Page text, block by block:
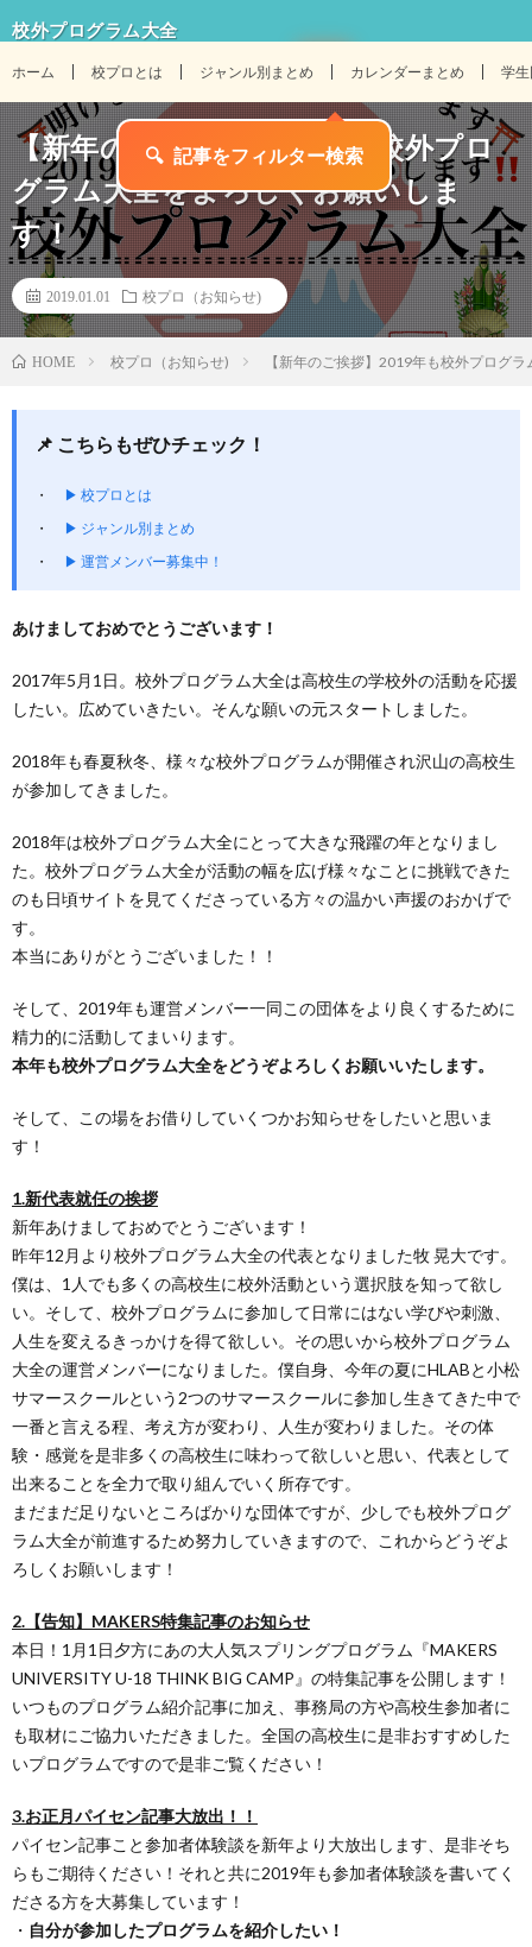
校外プログラム大全
ホーム 校プロとは ジャンル別まとめ カレンダーまとめ 学
【新年のご挨拶】2019年も校外プロ
グラム大全をよろしくお願いしま
す！
2019.01.01 校プロ（お知らせ)
HOME 校プロ（お知らせ) 【新年のご挨拶】2019年も校外プログ
📌 こちらもぜひチェック！
▶ 校プロとは
▶ ジャンル別まとめ
▶ 運営メンバー募集中！
あけましておめでとうございます！
2017年5月1日。校外プログラム大全は高校生の学校外の活動を応援
したい。広めていきたい。そんな願いの元スタートしました。
2018年も春夏秋冬、様々な校外プログラムが開催され沢山の高校生
が参加してきました。
2018年は校外プログラム大全にとって大きな飛躍の年となりまし
た。校外プログラム大全が活動の幅を広げ様々なことに挑戦できた
のも日頃サイトを見てくださっている方々の温かい声援のおかげで
す。
本当にありがとうございました！！
そして、2019年も運営メンバー一同この団体をより良くするために
精力的に活動してまいります。
本年も校外プログラム大全をどうぞよろしくお願いいたします。
そして、この場をお借りしていくつかお知らせをしたいと思いま
す！
1.新代表就任の挨拶
新年あけましておめでとうございます！
昨年12月より校外プログラム大全の代表となりました牧 晃大です。
僕は、1人でも多くの高校生に校外活動という選択肢を知って欲し
い。そして、校外プログラムに参加して日常にはない学びや刺激、
人生を変えるきっかけを得て欲しい。その思いから校外プログラム
大全の運営メンバーになりました。僕自身、今年の夏にHLABと小松
サマースクールという2つのサマースクールに参加し生きてきた中で
一番と言える程、考え方が変わり、人生が変わりました。その体
験・感覚を是非多くの高校生に味わって欲しいと思い、代表として
出来ることを全力で取り組んでいく所存です。
まだまだ足りないところばかりな団体ですが、少しでも校外プログ
ラム大全が前進するため努力していきますので、これからどうぞよ
ろしくお願いします！
2.【告知】MAKERS特集記事のお知らせ
本日！1月1日夕方にあの大人気スプリングプログラム『MAKERS
UNIVERSITY U-18 THINK BIG CAMP』の特集記事を公開します！
いつものプログラム紹介記事に加え、事務局の方や高校生参加者に
も取材にご協力いただきました。全国の高校生に是非おすすめした
いプログラムですので是非ご覧ください！
3.お正月パイセン記事大放出！！
パイセン記事こと参加者体験談を新年より大放出します、是非そち
らもご期待ください！それと共に2019年も参加者体験談を書いてく
ださる方を大募集しています！
・ 自分が参加したプログラムを紹介したい！
🔍 記事をフィルター検索